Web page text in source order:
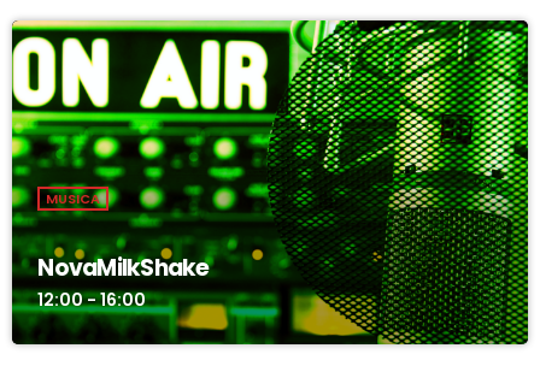
MUSICA
NovaMilkShake
12:00 - 16:00